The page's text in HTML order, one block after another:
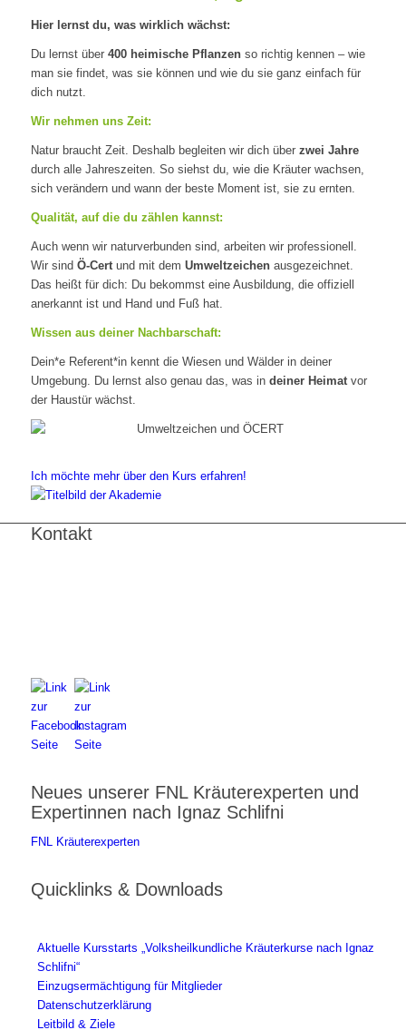
Hier lernst du, was wirklich wächst:
Du lernst über 400 heimische Pflanzenso richtig kennen – wie
man sie findet, was sie können und wie du sie ganz einfach für
dich nutzt.
Wir nehmen uns Zeit:
Natur braucht Zeit. Deshalb begleiten wir dich über zwei Jahre
durch alle Jahreszeiten. So siehst du, wie die Kräuter wachsen,
sich verändern und wann der beste Moment ist, sie zu ernten.
Qualität, auf die du zählen kannst:
Auch wenn wir naturverbunden sind, arbeiten wir professionell.
Wir sind Ö-Certund mit dem Umweltzeichenausgezeichnet.
Das heißt für dich: Du bekommst eine Ausbildung, die offiziell
anerkannt ist und Hand und Fuß hat.
Wissen aus deiner Nachbarschaft:
Dein*e Referent*in kennt die Wiesen und Wälder in deiner
Umgebung. Du lernst also genau das, was in deiner Heimatvor
der Haustür wächst.
Ich möchte mehr über den Kurs erfahren!
Kontakt
Neues unserer FNL Kräuterexperten und
Expertinnen nach Ignaz Schlifni
FNL Kräuterexperten
Quicklinks & Downloads
Aktuelle Kursstarts „Volksheilkundliche Kräuterkurse nach Ignaz
Schlifni“
Einzugsermächtigung für Mitglieder
Datenschutzerklärung
Leitbild & Ziele